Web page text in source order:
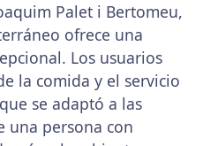
Palet i Bertomeu,
ofrece una
Los usuarios
la comida y el servicio
se adaptó a las
una persona con